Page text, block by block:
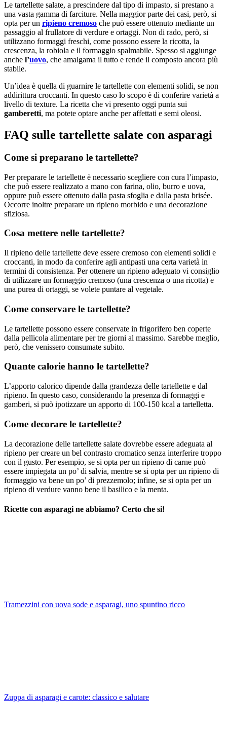
Le tartellette salate, a prescindere dal tipo di impasto, si prestano a
una vasta gamma di farciture. Nella maggior parte dei casi, però, si
opta per un ripieno cremoso che può essere ottenuto mediante un
passaggio al frullatore di verdure e ortaggi. Non di rado, però, si
utilizzano formaggi freschi, come possono essere la ricotta, la
crescenza, la robiola e il formaggio spalmabile. Spesso si aggiunge
anche l’uovo, che amalgama il tutto e rende il composto ancora più
stabile.
Un’idea è quella di guarnire le tartellette con elementi solidi, se non
addirittura croccanti. In questo caso lo scopo è di conferire varietà a
livello di texture. La ricetta che vi presento oggi punta sui
gamberetti, ma potete optare anche per affettati e semi oleosi.
FAQ sulle tartellette salate con asparagi
Come si preparano le tartellette?
Per preparare le tartellette è necessario scegliere con cura l’impasto,
che può essere realizzato a mano con farina, olio, burro e uova,
oppure può essere ottenuto dalla pasta sfoglia e dalla pasta brisée.
Occorre inoltre preparare un ripieno morbido e una decorazione
sfiziosa.
Cosa mettere nelle tartellette?
Il ripieno delle tartellette deve essere cremoso con elementi solidi e
croccanti, in modo da conferire agli antipasti una certa varietà in
termini di consistenza. Per ottenere un ripieno adeguato vi consiglio
di utilizzare un formaggio cremoso (una crescenza o una ricotta) e
una purea di ortaggi, se volete puntare al vegetale.
Come conservare le tartellette?
Le tartellette possono essere conservate in frigorifero ben coperte
dalla pellicola alimentare per tre giorni al massimo. Sarebbe meglio,
però, che venissero consumate subito.
Quante calorie hanno le tartellette?
L’apporto calorico dipende dalla grandezza delle tartellette e dal
ripieno. In questo caso, considerando la presenza di formaggi e
gamberi, si può ipotizzare un apporto di 100-150 kcal a tartelletta.
Come decorare le tartellette?
La decorazione delle tartellette salate dovrebbe essere adeguata al
ripieno per creare un bel contrasto cromatico senza interferire troppo
con il gusto. Per esempio, se si opta per un ripieno di carne può
essere impiegata un po’ di salvia, mentre se si opta per un ripieno di
formaggio va bene un po’ di prezzemolo; infine, se si opta per un
ripieno di verdure vanno bene il basilico e la menta.
Ricette con asparagi ne abbiamo? Certo che si!
Tramezzini con uova sode e asparagi, uno spuntino ricco
Zuppa di asparagi e carote: classico e salutare